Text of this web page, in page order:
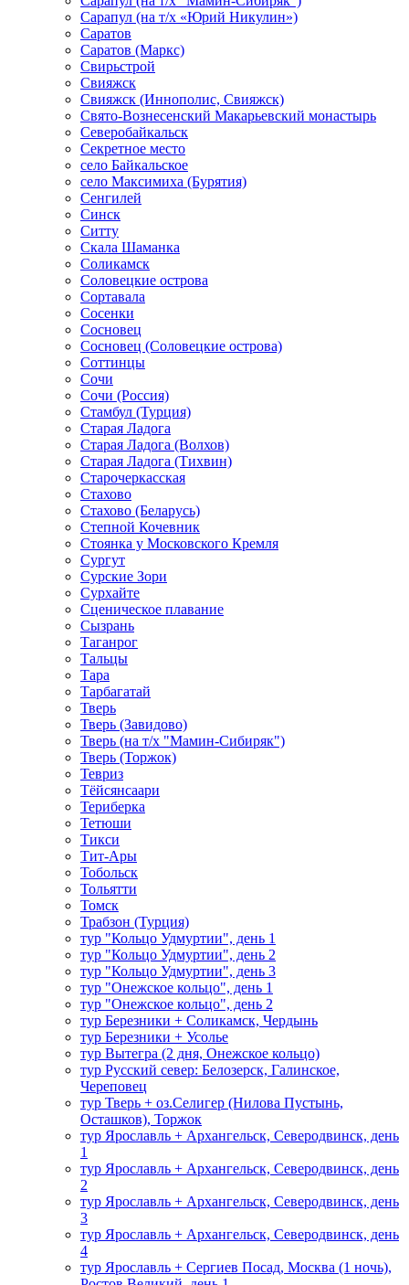
Сарапул (на т/х «Юрий Никулин»)
Саратов
Саратов (Маркс)
Свирьстрой
Свияжск
Свияжск (Иннополис, Свияжск)
Свято-Вознесенский Макарьевский монастырь
Северобайкальск
Секретное место
село Байкальское
село Максимиха (Бурятия)
Сенгилей
Синск
Ситту
Скала Шаманка
Соликамск
Соловецкие острова
Сортавала
Сосенки
Сосновец
Сосновец (Соловецкие острова)
Соттинцы
Сочи
Сочи (Россия)
Стамбул (Турция)
Старая Ладога
Старая Ладога (Волхов)
Старая Ладога (Тихвин)
Старочеркасская
Стахово
Стахово (Беларусь)
Степной Кочевник
Стоянка у Московского Кремля
Сургут
Сурские Зори
Сурхайте
Сценическое плавание
Сызрань
Таганрог
Тальцы
Тара
Тарбагатай
Тверь
Тверь (Завидово)
Тверь (на т/х "Мамин-Сибиряк")
Тверь (Торжок)
Тевриз
Тёйсянсаари
Териберка
Тетюши
Тикси
Тит-Ары
Тобольск
Тольятти
Томск
Трабзон (Турция)
тур "Кольцо Удмуртии", день 1
тур "Кольцо Удмуртии", день 2
тур "Кольцо Удмуртии", день 3
тур "Онежское кольцо", день 1
тур "Онежское кольцо", день 2
тур Березники + Соликамск, Чердынь
тур Березники + Усолье
тур Вытегра (2 дня, Онежское кольцо)
тур Русский север: Белозерск, Галинское,
Череповец
тур Тверь + оз.Селигер (Нилова Пустынь,
Осташков), Торжок
тур Ярославль + Архангельск, Северодвинск, день
1
тур Ярославль + Архангельск, Северодвинск, день
2
тур Ярославль + Архангельск, Северодвинск, день
3
тур Ярославль + Архангельск, Северодвинск, день
4
тур Ярославль + Сергиев Посад, Москва (1 ночь),